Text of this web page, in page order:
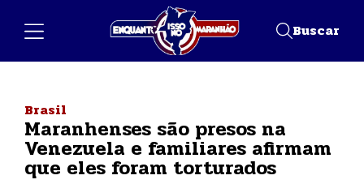
Buscar
Brasil
Maranhenses são presos na
Venezuela e familiares afirmam
que eles foram torturados